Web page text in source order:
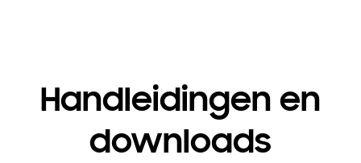
Handleidingen en
downloads